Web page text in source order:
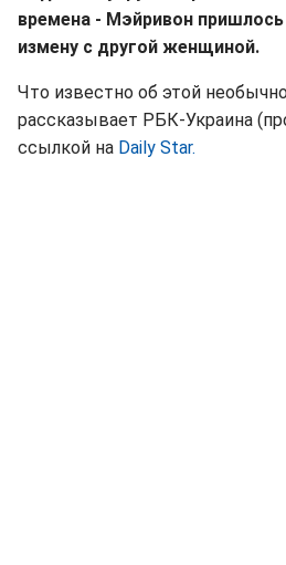
времена - Мэйривон
измену с другой женщиной.
Что известно об этой
рассказывает РБК-Украина
ссылкой на Daily Star.